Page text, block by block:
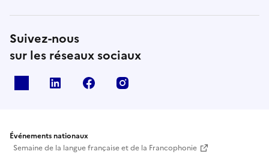
Suivez-nous
sur les réseaux sociaux
Linkedin Facebook
Événements nationaux
Semaine de la langue française et de la Francophonie